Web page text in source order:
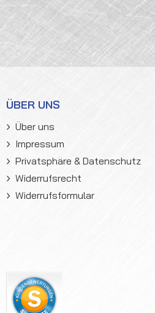
ÜBER UNS
Über uns
Impressum
Privatsphäre & Datenschutz
Widerrufsrecht
Widerrufsformular